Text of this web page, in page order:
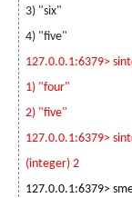
3) "six"
4) "five"
127.0.0.1:6379>
1) "four"
2) "five"
127.0.0.1:6379>
(integer) 2
127.0.0.1:6379>